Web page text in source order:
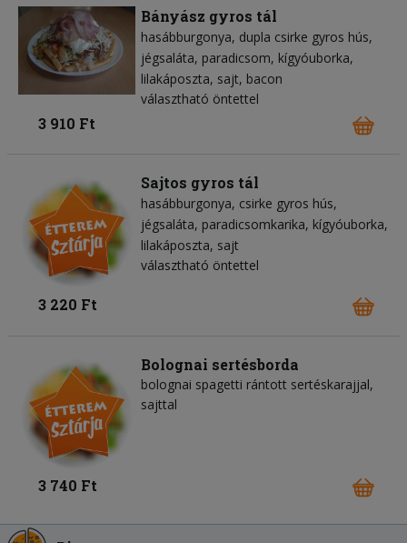
Bányász gyros tál
hasábburgonya dupla csirke gyros hús
jégsaláta paradicsom kígyóuborka
lilakáposzta sajt bacon
választható öntettel
3 910 Ft
Sajtos gyros tál
hasábburgonya csirke gyros hús
jégsaláta paradicsomkarika kígyóuborka
lilakáposzta sajt
választható öntettel
3 220 Ft
Bolognai sertésborda
bolognai spagetti rántott sertéskarajjal,
sajttal
3 740 Ft